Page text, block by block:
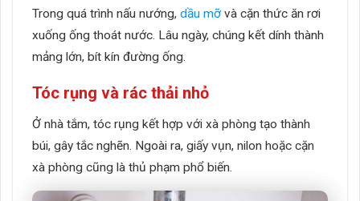
Trong quá trình nấu nướng, dầu mỡ và cặn thức ăn rơi
xuống ống thoát nước. Lâu ngày, chúng kết dính thành
mảng lớn, bít kín đường ống.
Tóc rụng và rác thải nhỏ
Ở nhà tắm, tóc rụng kết hợp với xà phòng tạo thành
búi, gây tắc nghẽn. Ngoài ra, giấy vụn, nilon hoặc cặn
xà phòng cũng là thủ phạm phổ biến.